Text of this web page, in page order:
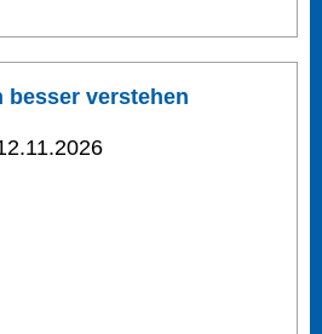
besser verstehen